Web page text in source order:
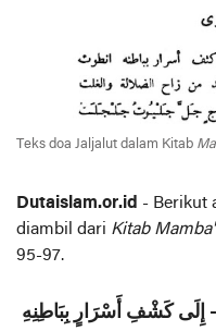
Teks doa Jaljalut dalam Kitab
Dutaislam.or.id - Berikut
diambil dari Kitab
95-97.
إِلَى كَشْفِ أَسْرَارٍ بِبَاطِنِهِ